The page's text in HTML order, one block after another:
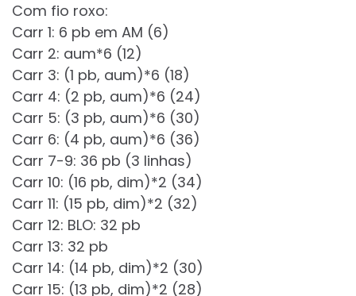
Com fio roxo:
Carr 1: 6 pb em AM (6)
Carr 2: aum*6 (12)
Carr 3: (1 pb, aum)*6 (18)
Carr 4: (2 pb, aum)*6 (24)
Carr 5: (3 pb, aum)*6 (30)
Carr 6: (4 pb, aum)*6 (36)
Carr 7-9: 36 pb (3 linhas)
Carr 10: (16 pb, dim)*2 (34)
Carr 11: (15 pb, dim)*2 (32)
Carr 12: BLO: 32 pb
Carr 13: 32 pb
Carr 14: (14 pb, dim)*2 (30)
Carr 15: (13 pb, dim)*2 (28)